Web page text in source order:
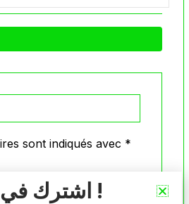
sont indiqués avec *
اشترك في نشرتنا الإخبارية !